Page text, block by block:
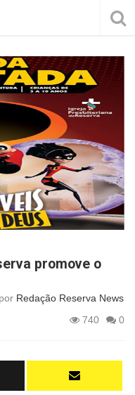
promove o
por Redação Reserva News
740
0